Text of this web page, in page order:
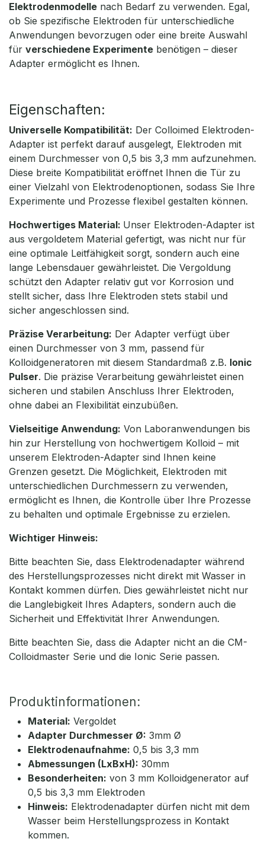
Elektrodenmodelle nach Bedarf zu verwenden. Egal,
ob Sie spezifische Elektroden für unterschiedliche
Anwendungen bevorzugen oder eine breite Auswahl
für verschiedene Experimente benötigen – dieser
Adapter ermöglicht es Ihnen.
Eigenschaften:
Universelle Kompatibilität: Der Colloimed Elektroden-
Adapter ist perfekt darauf ausgelegt, Elektroden mit
einem Durchmesser von 0,5 bis 3,3 mm aufzunehmen.
Diese breite Kompatibilität eröffnet Ihnen die Tür zu
einer Vielzahl von Elektrodenoptionen, sodass Sie Ihre
Experimente und Prozesse flexibel gestalten können.
Hochwertiges Material: Unser Elektroden-Adapter ist
aus vergoldetem Material gefertigt, was nicht nur für
eine optimale Leitfähigkeit sorgt, sondern auch eine
lange Lebensdauer gewährleistet. Die Vergoldung
schützt den Adapter relativ gut vor Korrosion und
stellt sicher, dass Ihre Elektroden stets stabil und
sicher angeschlossen sind.
Präzise Verarbeitung: Der Adapter verfügt über
einen Durchmesser von 3 mm, passend für
Kolloidgeneratoren mit diesem Standardmaß z.B. Ionic
Pulser. Die präzise Verarbeitung gewährleistet einen
sicheren und stabilen Anschluss Ihrer Elektroden,
ohne dabei an Flexibilität einzubüßen.
Vielseitige Anwendung: Von Laboranwendungen bis
hin zur Herstellung von hochwertigem Kolloid – mit
unserem Elektroden-Adapter sind Ihnen keine
Grenzen gesetzt. Die Möglichkeit, Elektroden mit
unterschiedlichen Durchmessern zu verwenden,
ermöglicht es Ihnen, die Kontrolle über Ihre Prozesse
zu behalten und optimale Ergebnisse zu erzielen.
Wichtiger Hinweis:
Bitte beachten Sie, dass Elektrodenadapter während
des Herstellungsprozesses nicht direkt mit Wasser in
Kontakt kommen dürfen. Dies gewährleistet nicht nur
die Langlebigkeit Ihres Adapters, sondern auch die
Sicherheit und Effektivität Ihrer Anwendungen.
Bitte beachten Sie, dass die Adapter nicht an die CM-
Colloidmaster Serie und die Ionic Serie passen.
Produktinformationen:
Material: Vergoldet
Adapter Durchmesser Ø: 3mm Ø
Elektrodenaufnahme: 0,5 bis 3,3 mm
Abmessungen (LxBxH): 30mm
Besonderheiten: von 3 mm Kolloidgenerator auf
0,5 bis 3,3 mm Elektroden
Hinweis: Elektrodenadapter dürfen nicht mit dem
Wasser beim Herstellungsprozess in Kontakt
kommen.